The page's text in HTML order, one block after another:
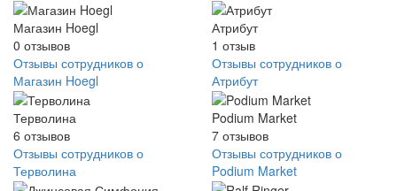
Магазин Hoegl
0 отзывов
Отзывы сотрудников о
Магазин Hoegl
Атрибут
1 отзыв
Отзывы сотрудников о
Атрибут
Терволина
6 отзывов
Отзывы сотрудников о
Терволина
Podium Market
7 отзывов
Отзывы сотрудников о
Podium Market